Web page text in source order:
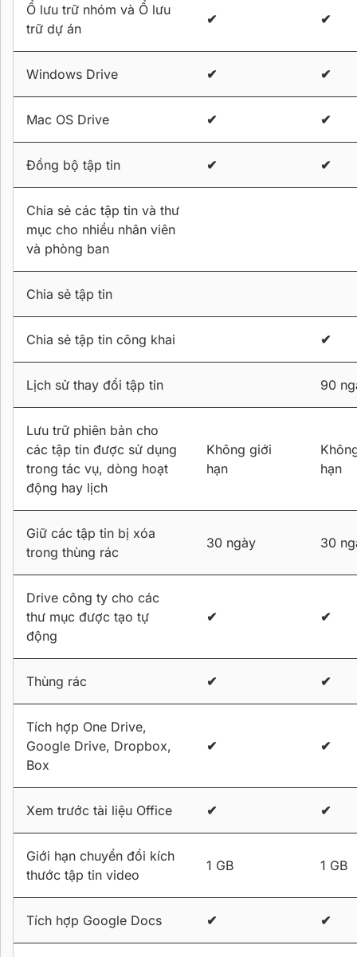
Ổ lưu trữ nhóm và Ổ lưu
trữ dự án
✔ ✔
Windows Drive ✔ ✔
Mac OS Drive ✔ ✔
Đồng bộ tập tin ✔ ✔
Chia sẻ các tập tin và thư
mục cho nhiều nhân viên
và phòng ban
Chia sẻ tập tin
Chia sẻ tập tin công khai ✔
Lịch sử thay đổi tập tin 90
Lưu trữ phiên bản cho
các tập tin được sử dụng
trong tác vụ, dòng hoạt
động hay lịch
Không giới
hạn
hạn
Giữ các tập tin bị xóa
trong thùng rác
30 ngày 30
Drive công ty cho các
thư mục được tạo tự
động
✔ ✔
Thùng rác ✔ ✔
Tích hợp One Drive,
Google Drive, Dropbox,
Box
✔ ✔
Xem trước tài liệu Office ✔ ✔
Giới hạn chuyển đổi kích
thước tập tin video
1 GB 1 GB
Tích hợp Google Docs ✔ ✔